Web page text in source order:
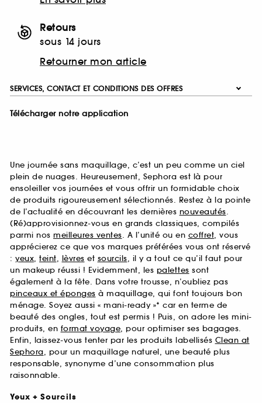
Retours
sous 14 jours
Retourner mon article
SERVICES, CONTACT ET CONDITIONS DES OFFRES
Télécharger notre application
Une journée sans maquillage, c’est un peu comme un ciel
plein de nuages. Heureusement, Sephora est là pour
ensoleiller vos journées et vous offrir un formidable choix
de produits rigoureusement sélectionnés. Restez à la pointe
de l’actualité en découvrant les dernières nouveautés.
(Ré)approvisionnez-vous en grands classiques, compilés
parmi nos meilleures ventes. A l’unité ou en coffret, vous
apprécierez ce que vos marques préférées vous ont réservé
: yeux, teint, lèvres et sourcils, il y a tout ce qu’il faut pour
un makeup réussi ! Evidemment, les palettes sont
également à la fête. Dans votre trousse, n’oubliez pas
pinceaux et éponges à maquillage, qui font toujours bon
ménage. Soyez aussi « mani-ready »* car en terme de
beauté des ongles, tout est permis ! Puis, on adore les mini-
produits, en format voyage, pour optimiser ses bagages.
Enfin, laissez-vous tenter par les produits labellisés Clean at
Sephora, pour un maquillage naturel, une beauté plus
responsable, synonyme d’une consommation plus
raisonnable.
Yeux + Sourcils